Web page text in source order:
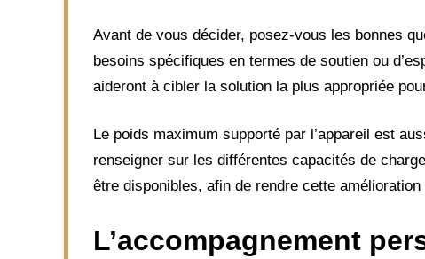
Avant de vous décider, posez-vous les bonnes
besoins spécifiques en termes de soutien ou
aideront à cibler la solution la plus appropriée
Le poids maximum supporté par l’appareil est
renseigner sur les différentes capacités de
être disponibles, afin de rendre cette
L’accompagnement